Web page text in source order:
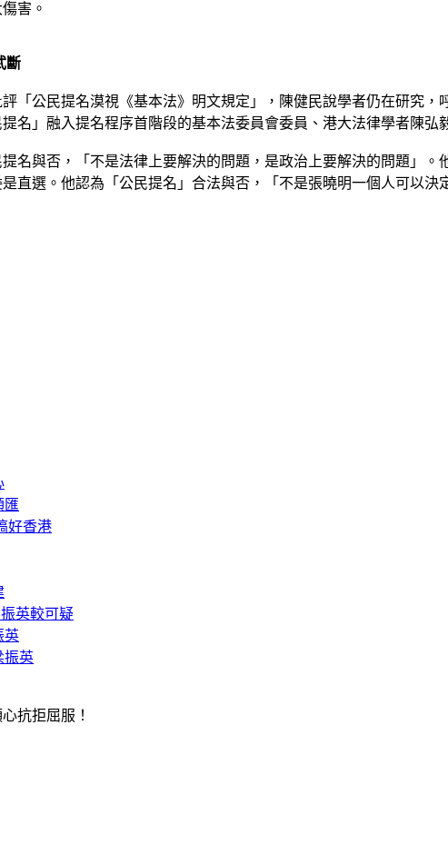
害。
斷
「公民提名漠視《基本法》明文規定」，陳健民說學者仍在研究
名」融入提名程序首階段的基本法委員會委員、港大法律學者陳弘
名與否，「不是法律上要解決的問題，是政治上要解決的問題」
直選。他認為「公民提名」合法與否，「不是張曉明一個人可以
匯
好香港
英較可疑
英
振英
抗拒屈服！